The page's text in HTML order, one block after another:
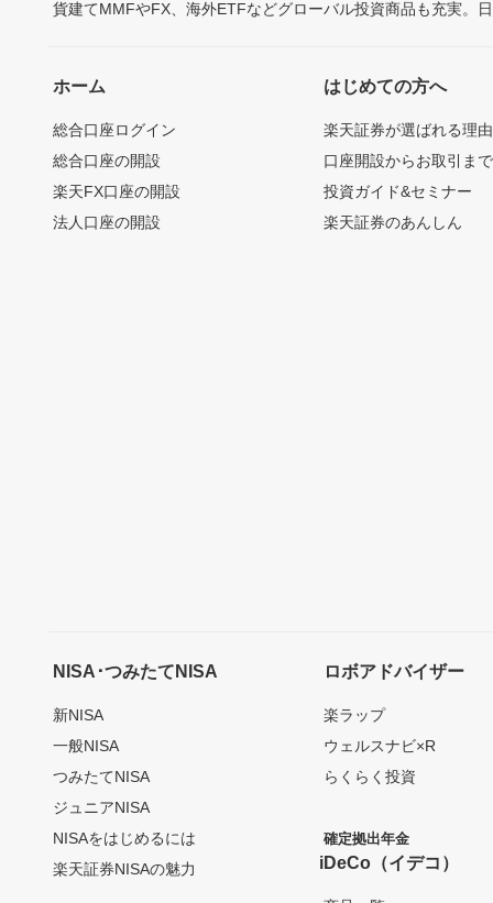
貨建てMMFやFX、海外ETFなどグローバル投資商品も充実。
ホーム
総合口座ログイン
総合口座の開設
楽天FX口座の開設
法人口座の開設
はじめての方へ
楽天証券が選ばれる理由
口座開設からお取引ま
投資ガイド&セミナー
楽天証券のあんしん
NISA･つみたてNISA
新NISA
一般NISA
つみたてNISA
ジュニアNISA
NISAをはじめるには
楽天証券NISAの魅力
ロボアドバイザー
楽ラップ
ウェルスナビ×R
らくらく投資
確定拠出年金
iDeCo（イデコ）